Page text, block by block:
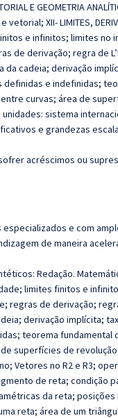
E GEOMETRIA
vetorial; XII- LIMITES,
e infinitos; limites no
de derivação; regra de
cadeia; derivação
e indefinidas;
curvas; área de
unidades: sistema
e grandezas
acréscimos ou
e com
de maneira
Redação.
limites finitos e
regras de derivação;
derivação implícita;
teorema fundamental
superfícies de revolução;
Vetores no R2 e R3;
de reta; condição
da reta;
reta; área de um